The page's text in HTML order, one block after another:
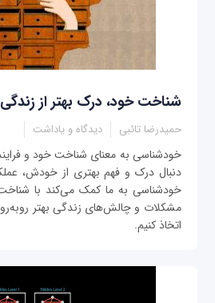
شناخت خود، درک بهتر از زندگی
حمیدرضا تائبی دیدگاه و یاداشت
خودشناسی به معنای شناخت خود و
دنبال درک و فهم بهتری از خودش،
خودشناسی به ما کمک می‌کند با
مشکلات و چالش‌های زندگی بهتر
اتخاذ کنیم.